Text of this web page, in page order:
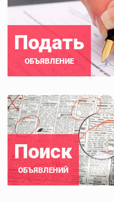
Подать
ОБЪЯВЛЕНИЕ
Поиск
ОБЪЯВЛЕНИЙ